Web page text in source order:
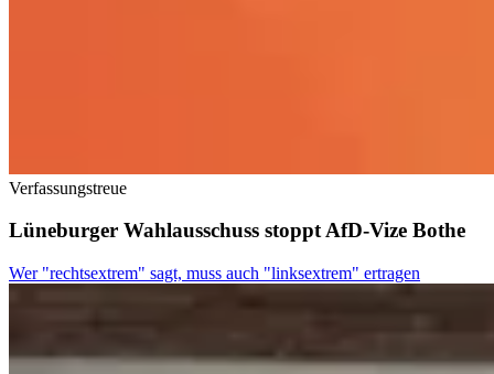
Verfassungstreue
Lüneburger Wahlausschuss stoppt AfD-Vize Bothe
Wer "rechtsextrem" sagt, muss auch "linksextrem" ertragen